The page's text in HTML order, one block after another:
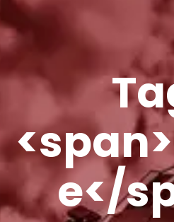
e</